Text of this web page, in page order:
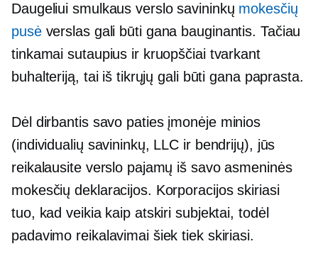
Daugeliui smulkaus verslo savininkų mokesčių
pusėverslas gali būti gana bauginantis. Tačiau
tinkamai sutaupius ir kruopščiai tvarkant
buhalteriją, tai iš tikrųjų gali būti gana paprasta.
Dėl dirbantis savo paties įmonėjeminios
(individualių savininkų, LLC ir bendrijų), jūs
reikalausite verslo pajamų iš savo asmeninės
mokesčių deklaracijos. Korporacijos skiriasi
tuo, kad veikia kaip atskiri subjektai, todėl
padavimo reikalavimai šiek tiek skiriasi.